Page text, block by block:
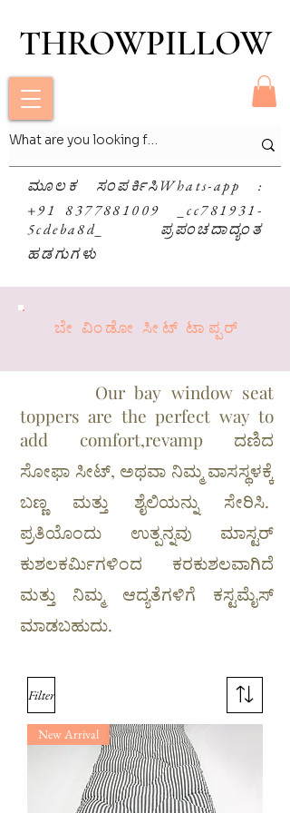
THROWPILLOW
THROWPILLOW
ಮೂಲಕ ಸಂಪರ್ಕಿಸಿWhats-app :
+91 8377881009 _cc781931-
5cdeba8d_ ಪ್ರಪಂಚದಾದ್ಯಂತ
ಹಡಗುಗಳು
ಬೇ ವಿಂಡೋ ಸೀಟ್ ಟಾಪ್ಪರ್
Our bay window seat
toppers are the perfect way to
add comfort,revamp ದಣಿದ
ಸೋಫಾ ಸೀಟ್, ಅಥವಾ ನಿಮ್ಮ ವಾಸಸ್ಥಳಕ್ಕೆ
ಬಣ್ಣ ಮತ್ತು ಶೈಲಿಯನ್ನು ಸೇರಿಸಿ.
ಪ್ರತಿಯೊಂದು ಉತ್ಪನ್ನವು ಮಾಸ್ಟರ್
ಕುಶಲಕರ್ಮಿಗಳಿಂದ ಕರಕುಶಲವಾಗಿದೆ
ಮತ್ತು ನಿಮ್ಮ ಆದ್ಯತೆಗಳಿಗೆ ಕಸ್ಟಮೈಸ್
ಮಾಡಬಹುದು.
Filter
New Arrival